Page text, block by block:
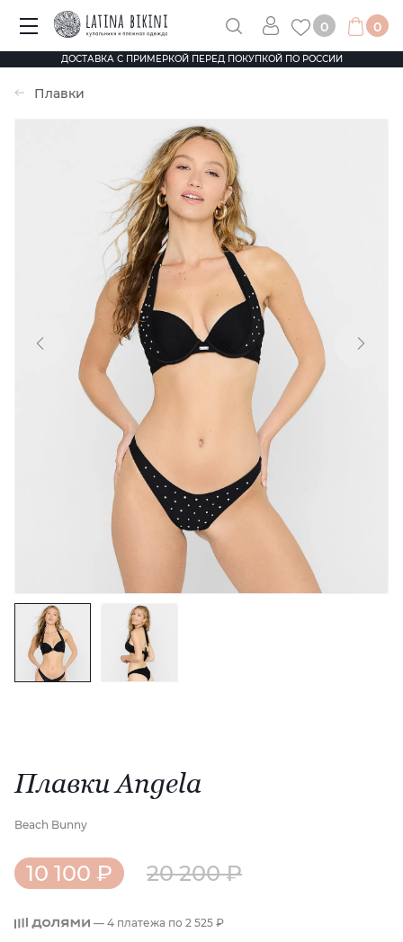
ДОСТАВКА С ПРИМЕРКОЙ ПЕРЕД ПОКУПКОЙ ПО РОССИИ
0 0
Плавки
Плавки Angela
Beach Bunny
10 100 ₽ 20 200 ₽
— 4 платежа по 2 525 ₽